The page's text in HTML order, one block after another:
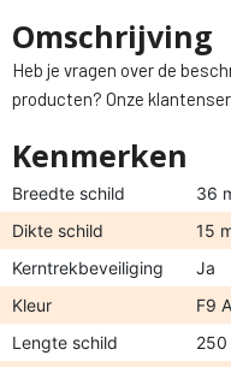
Omschrijving
Heb je vragen over de
producten? Onze
Kenmerken
Breedte schild
36
Dikte schild
15
Kerntrekbeveiliging
Ja
Kleur
F9
Lengte schild
250